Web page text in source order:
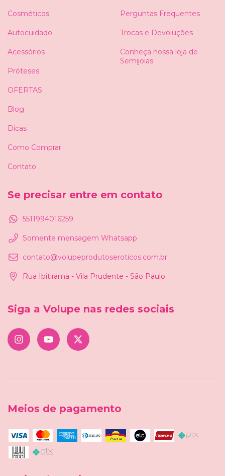
Cosméticos
Autocuidado
Acessórios
Próteses
OFERTAS
Blog
Dicas
Como Comprar
Contato
Perguntas Frequentes
Trocas e Devoluções
Conheça nossa loja de
Semijoias
Se precisar entre em contato
5511994016259
Somente mensagem Whatsapp
contato@volupeprodutoseroticos.com.br
Rua Ibitirama - Vila Prudente - São Paulo
Siga a Volupe nas redes sociais
Meios de pagamento